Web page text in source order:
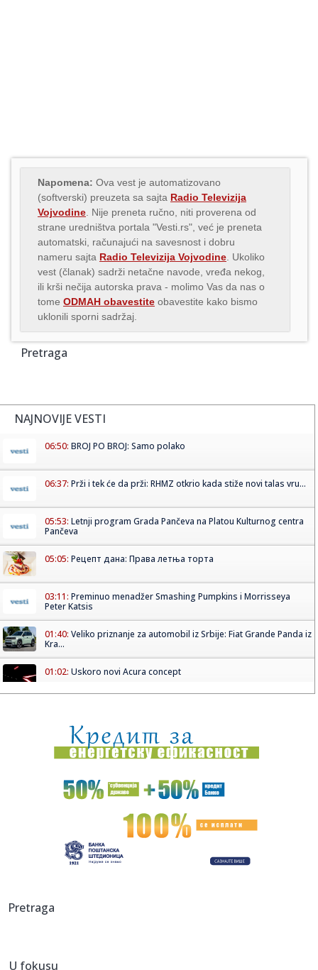
Napomena: Ova vest je automatizovano
(softverski) preuzeta sa sajta Radio Televizija
Vojvodine . Nije preneta ručno, niti proverena od
strane uredništva portala "Vesti.rs", već je preneta
automatski, računajući na savesnost i dobru
nameru sajta Radio Televizija Vojvodine . Ukoliko
vest (članak) sadrži netačne navode, vređa nekog,
ili krši nečija autorska prava - molimo Vas da nas o
tome ODMAH obavestite obavestite kako bismo
uklonili sporni sadržaj.
Pretraga
NAJNOVIJE VESTI
06:50: BROJ PO BROJ: Samo polako
06:37: Prži i tek će da prži: RHMZ otkrio kada stiže novi talas vru...
05:53: Letnji program Grada Pančeva na Platou Kulturnog centra
Pančeva
05:05: Рецепт дана: Права летња торта
03:11: Preminuo menadžer Smashing Pumpkins i Morrisseya
Peter Katsis
01:40: Veliko priznanje za automobil iz Srbije: Fiat Grande Panda iz
Kra...
01:02: Uskoro novi Acura concept
00:32:Velika zamena kontejnera na Zvezdari: Stiglo 177 novih, a
„dža...
00:16:Singapur ima plan za borbu protiv paklenih vrućina: Ovako
hoće ...
Na današnji dan, 8. avgust
00:03:Volkswagen menja poslovnu strategiju u SAD
belima 300...
Pretraga
U fokusu